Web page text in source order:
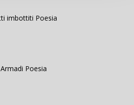
imbottiti Poesia
Armadi Poesia